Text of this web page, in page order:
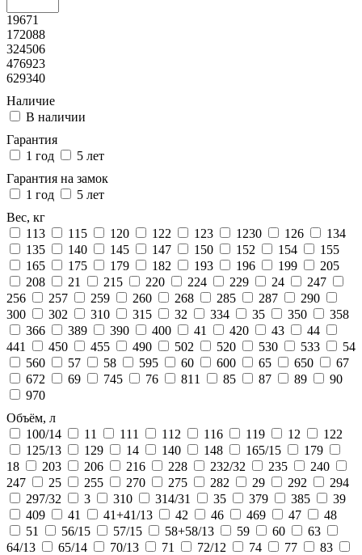
19671
172088
324506
476923
629340
Наличие
В наличии
Гарантия
1 год
5 лет
Гарантия на замок
1 год
5 лет
Вес, кг
113
115 120 122 123 1230 126
134
135
140 145 147 150 152 154
155
165
175 179 182 193 196 199
205
208
21 215 220 224 229 24
247
256
257 259 260 268 285 287
290
300
302 310 315 32 334 35 350
358
366
389 390 400 41 420 43
44
441
450 455 490 502 520 530 533
54
560
57 58 595 60 600 65 650
67
672
69 745 76 811 85 87 89
90
970
Объём, л
100/14
11 111 112 116 119 12
122
125/13
129 14 140 148 165/15
179
18
203 206 216 228 232/32 235
240
247
25 255 270 275 282 29 292
294
297/32
3 310 314/31 35 379 385
39
409
41 41+41/13 42 46 469 47
48
51
56/15 57/15 58+58/13 59 60
63
64/13
65/14 70/13 71 72/12 74 77
83